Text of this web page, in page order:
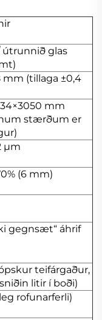
glas
(tillaga ±0,4
mm
stærðum er
μm
(6 mm)
gegnsæt“ áhrif
teifárgaður,
litir í boði)
rofunarferli)